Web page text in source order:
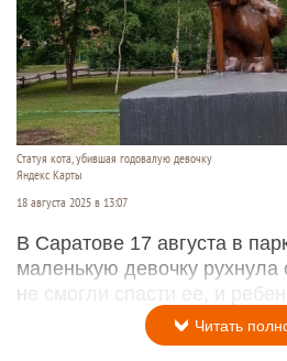
Статуя кота, убившая годовалую девочку
Яндекс Карты
18 августа 2025 в 13:07
В Саратове 17 августа в
маленькую девочку рухнула
не смогли спасти ее, и
Читать